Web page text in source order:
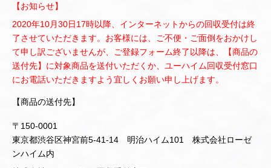
【お知らせ】
2020年10月30日17時以降、インターネットからの回収受付は終
了させていただきます。お客様には、ご不便・ご面倒をおかけし
て申し訳ございませんが、ご登録フォーム終了以降は、【商品の
送付先】に対象商品を送付いただくか、ユーハイム回収受付窓口
にお電話いただきますよう宜しくお願い申し上げます。
【商品の送付先】
〒150-0001
東京都渋谷区神宮前5-41-14 明治ハイム101 株式会社ローゼ
ンハイム内